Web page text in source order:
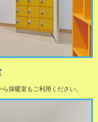
採暖室もご利用ください。